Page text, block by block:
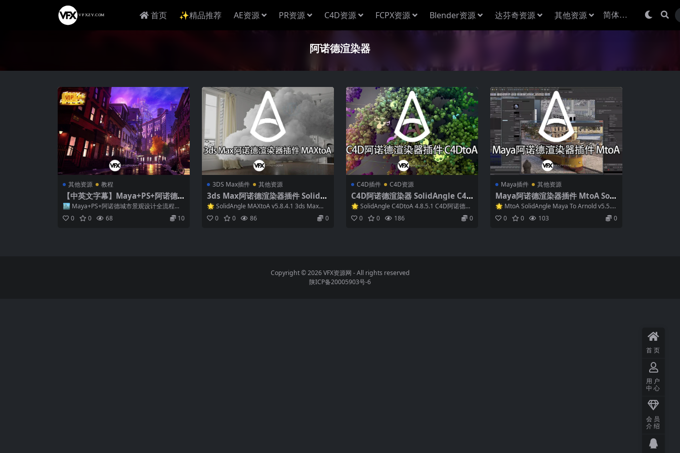
首页 ✨精品推荐 AE资源 PR资源 C4D资源 FCPX资源 Blender资源 达芬奇资源 其他资源
阿诺德渲染器
VIP
其他资源 教程
【中英文字幕】Maya+PS+阿诺德
城市景观设计场景建模贴图灯光渲染
教程两套
🏙️ Maya+PS+阿诺德城市景观设计全流程教
程｜场景建模·贴图·灯光渲染两套...
0 0 68 10
3DS Max插件 其他资源
3ds Max阿诺德渲染器插件 SolidA
ngle MAXtoA v5.8.4.1 Win替换破
解版 (支持3ds Max2024/2025/20
26)
🌟 SolidAngle MAXtoA v5.8.4.1 3ds Max阿
诺德渲...
0 0 86 0
C4D插件 C4D资源
C4D阿诺德渲染器 SolidAngle C4D
toA 4.8.5.1 Win/Mac破解版 (支持
C4D 2024/2025/2026)
🌟 SolidAngle C4DtoA 4.8.5.1 C4D阿诺德渲
染器插件 ...
0 0 186 0
Maya插件 其他资源
Maya阿诺德渲染器插件 MtoA Soli
dAngle Maya To Arnold v5.5.5.1
Win替换破解版 (支持Maya2024/2
025/2026)
🌟 MtoA SolidAngle Maya To Arnold v5.5.
5....
0 0 103 0
Copyright © 2026VFX资源网 - All rights reserved
陕ICP备20005903号-6
首页
用户
中心
会员
介绍